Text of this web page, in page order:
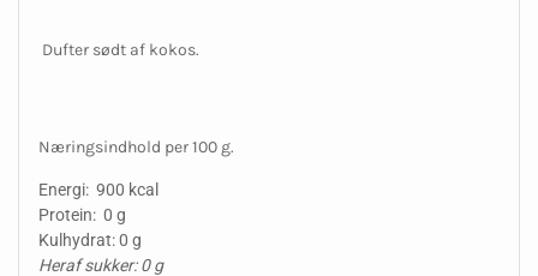
Dufter sødt af kokos.
Næringsindhold per 100 g.
Energi: 900 kcal
Protein: 0 g
Kulhydrat: 0 g
Heraf sukker: 0 g